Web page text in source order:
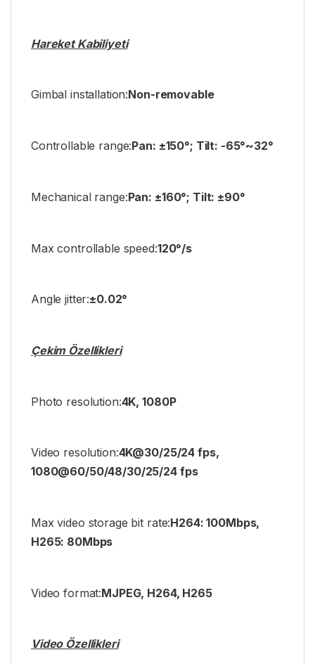
Hareket Kabiliyeti
Gimbal installation:Non-removable
Controllable range:Pan: ±150°; Tilt: -65°~32°
Mechanical range:Pan: ±160°; Tilt: ±90°
Max controllable speed:120°/s
Angle jitter:±0.02°
Çekim Özellikleri
Photo resolution:4K, 1080P
Video resolution:4K@30/25/24 fps,
1080@60/50/48/30/25/24 fps
Max video storage bit rate:H264: 100Mbps,
H265: 80Mbps
Video format:MJPEG, H264, H265
Video Özellikleri